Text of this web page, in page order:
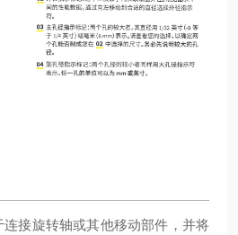
接旋转轴或其他移动部件，并将